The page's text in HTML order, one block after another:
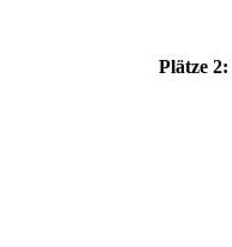
Plätze 2: